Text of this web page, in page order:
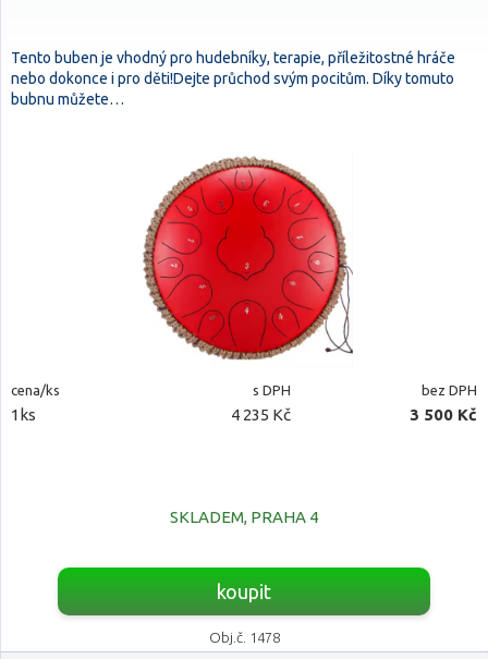
Tento buben je vhodný pro hudebníky, terapie, příležitostné hráče
nebo dokonce i pro děti!Dejte průchod svým pocitům. Díky tomuto
bubnu můžete…
cena/ks s DPH bez DPH
1ks 4 235 Kč 3 500 Kč
SKLADEM, PRAHA 4
koupit
Obj.č. 1478